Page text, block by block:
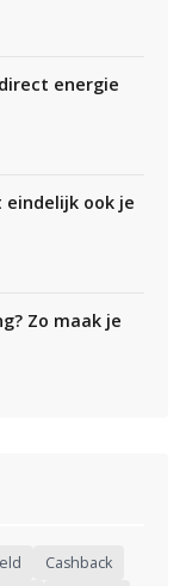
energie
eindelijk ook je
Zo maak je
Cashback